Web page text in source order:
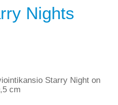
Nights
Starry Night on
cm